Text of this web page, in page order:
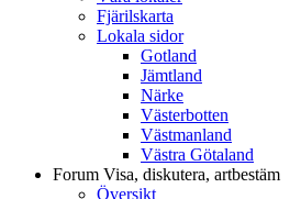
Fjärilskarta
Lokala sidor
Gotland
Jämtland
Närke
Västerbotten
Västmanland
Västra Götaland
Forum Visa, diskutera, artbestäm
Översikt